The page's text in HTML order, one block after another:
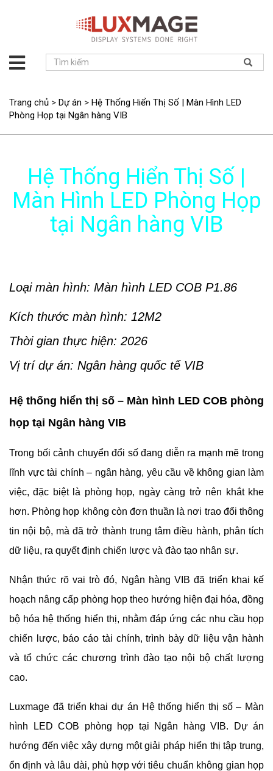
Giới
Giải
pháp
Tin
tức
Trang chủ > Dự án > Hệ Thống Hiển Thị Số | Màn Hình LED
Phòng Họp tại Ngân hàng VIB
Hệ Thống Hiển Thị Số |
Màn Hình LED Phòng Họp
tại Ngân hàng VIB
Loại màn hình: Màn hình LED COB P1.86
Kích thước màn hình: 12M2
Thời gian thực hiện: 2026
Vị trí dự án: Ngân hàng quốc tế VIB
Hệ thống hiển thị số – Màn hình LED COB phòng
họp tại Ngân hàng VIB
Trong bối cảnh chuyển đổi số đang diễn ra mạnh mẽ trong
lĩnh vực tài chính – ngân hàng, yêu cầu về không gian làm
việc, đặc biệt là phòng họp, ngày càng trở nên khắt khe
hơn. Phòng họp không còn đơn thuần là nơi trao đổi thông
tin nội bộ, mà đã trở thành trung tâm điều hành, phân tích
dữ liệu, ra quyết định chiến lược và đào tạo nhân sự.
Nhận thức rõ vai trò đó, Ngân hàng VIB đã triển khai kế
hoạch nâng cấp phòng họp theo hướng hiện đại hóa, đồng
bộ hóa hệ thống hiển thị, nhằm đáp ứng các nhu cầu họp
chiến lược, báo cáo tài chính, trình bày dữ liệu vận hành
và tổ chức các chương trình đào tạo nội bộ chất lượng
cao.
Luxmage đã triển khai dự án Hệ thống hiển thị số – Màn
hình LED COB phòng họp tại Ngân hàng VIB. Dự án
hướng đến việc xây dựng một giải pháp hiển thị tập trung,
ổn định và lâu dài, phù hợp với tiêu chuẩn không gian họp